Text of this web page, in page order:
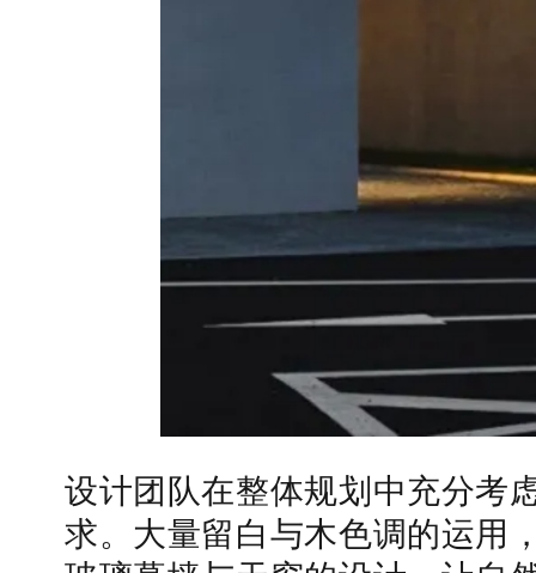
设计团队在整体规划中充分考
求。大量留白与木色调的运用